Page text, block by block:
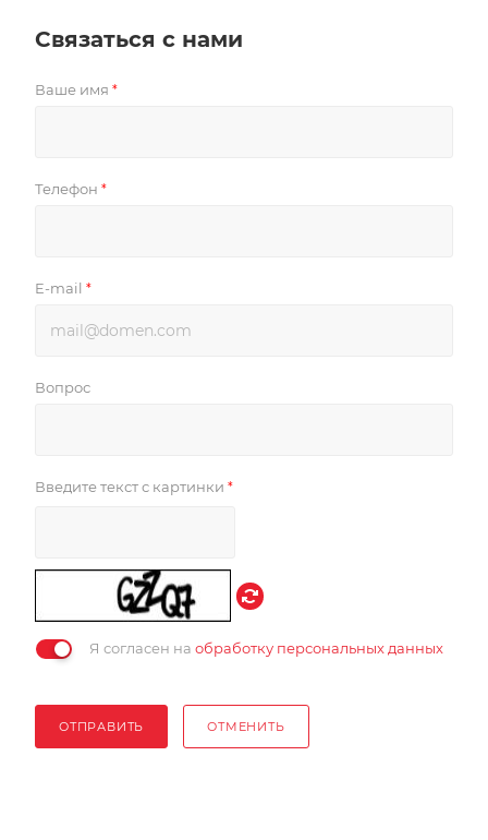
Связаться с нами
Ваше имя *
Телефон *
E-mail *
Вопрос
Введите текст с картинки *
Я согласен на обработку персональных данных
ОТПРАВИТЬ ОТМЕНИТЬ